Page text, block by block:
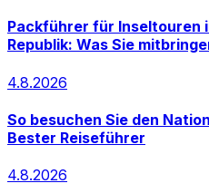
Packführer für Inseltouren
Republik: Was Sie
4.8.2026
So besuchen Sie den
Bester Reiseführer
4.8.2026